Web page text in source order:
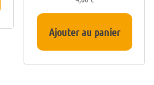
Ajouter au panier